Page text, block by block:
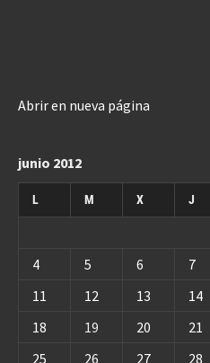
Abrir en nueva página
junio 2012
L M X J
4
5 6 7
11
12 13 14
18
19 20 21
25
26 27 28